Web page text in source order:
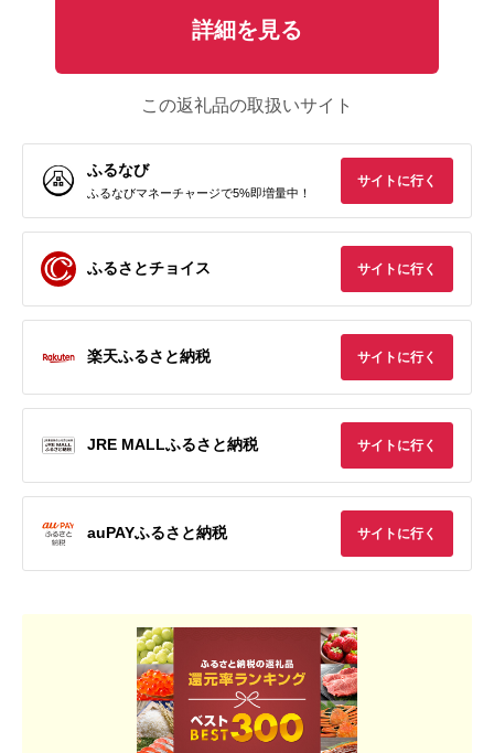
詳細を見る
この返礼品の取扱いサイト
ふるなび
ふるなびマネーチャージで5%即増量中！
サイトに行く
ふるさとチョイス サイトに行く
楽天ふるさと納税 サイトに行く
JRE MALLふるさと納税 サイトに行く
auPAYふるさと納税 サイトに行く